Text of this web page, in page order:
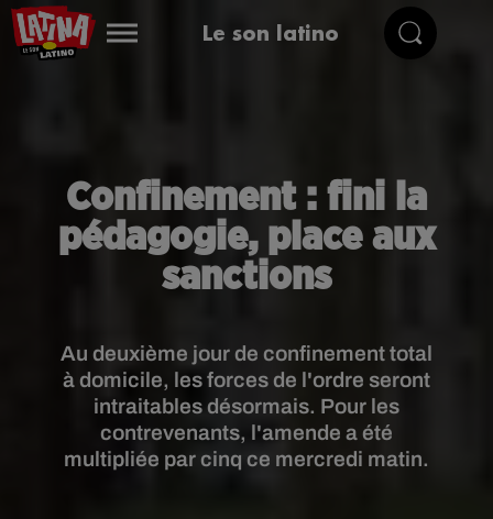
Le son latino
Confinement : fini la
pédagogie, place aux
sanctions
Au deuxième jour de confinement total
à domicile, les forces de l'ordre seront
intraitables désormais. Pour les
contrevenants, l'amende a été
multipliée par cinq ce mercredi matin.